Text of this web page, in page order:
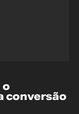
o
conversão